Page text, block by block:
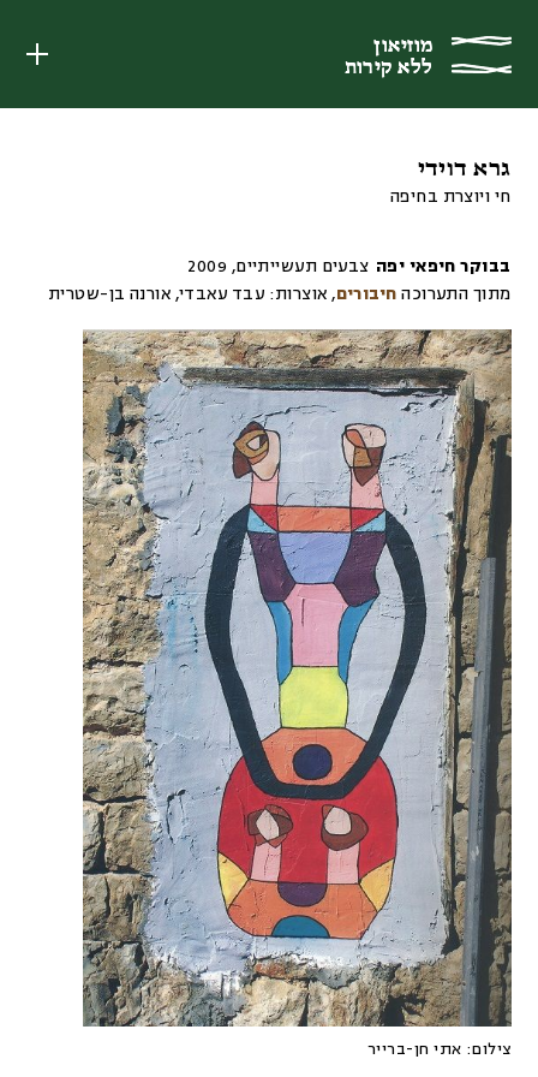
מוזיאון
ללא קירות
מוזיאון
ללא קירות
גרא דוידי
חי ויוצרת בחיפה
בבוקר חיפאי יפה צבעים תעשייתיים,
2009
מתוך התערוכה חיבורים, אוצרות: עבד עאבדי, אורנה בן-שטרית
צילום: אתי חן-ברייר